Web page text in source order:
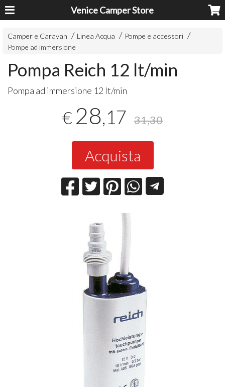
Venice Camper Store
Camper e Caravan Linea Acqua
Pompe e accessori
Pompe ad immersione
Pompa Reich 12 lt/min
Pompa ad immersione 12 lt/min
€ 28,17 31,30
Acquista